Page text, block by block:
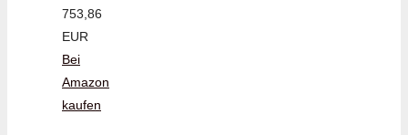
753,86
EUR
Bei
Amazon
kaufen